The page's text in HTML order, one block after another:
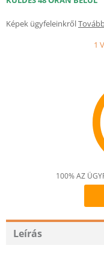
Képek ügyfeleinkről
1
100% AZ
Leírás